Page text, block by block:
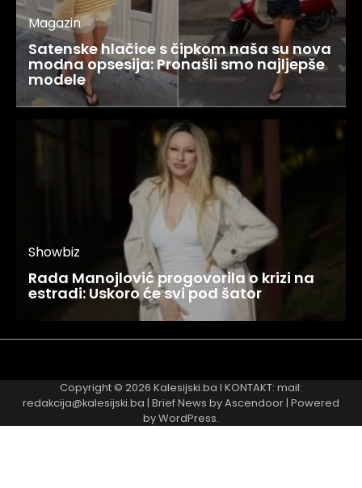
Magazin
Satenske hlačice s čipkom naša su nova
modna opsesija: Pronašli smo najljepše
modele
Showbiz
Rada Manojlović progovorila o krizi na
estradi: Uskoro će svi pod šator
Copyright © 2026 Kalesijski.ba I KONTAKT: mail:
redakcija@kalesijski.ba | Brief News byAscendoor | Powered
byWordPress.